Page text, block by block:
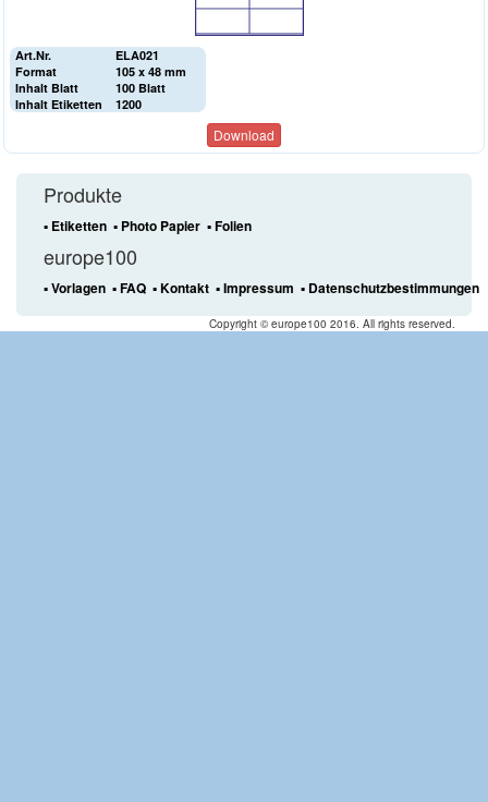
Art.Nr.
ELA021
Format
105 x 48 mm
Inhalt Blatt
100 Blatt
Inhalt Etiketten
1200
Download
Produkte
▪ Etiketten ▪ Photo Papier ▪ Folien
europe100
▪ Vorlagen ▪ FAQ ▪ Kontakt ▪ Impressum ▪ Datenschutzbestimmungen
Copyright © europe100 2016. All rights reserved.